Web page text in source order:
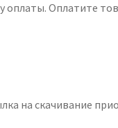
Оплатите
на скачивание